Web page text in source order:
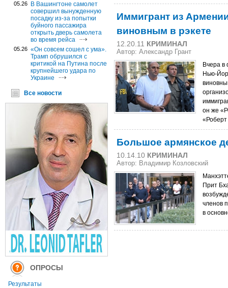
05.26
В Вашингтоне самолет
совершил вынужденную
посадку из-за попытки
буйного пассажира
открыть дверь самолета
во время рейса
05.26 «Он совсем сошел с ума».
Трамп обрушился с
критикой на Путина после
крупнейшего удара по
Украине
Все новости
ОПРОСЫ
Результаты
Иммигрант из
виновным в рэкете
12.20.11 КРИМИНАЛ
Автор: Александр Грант
Вчера в
Нью-
он же
Большое армянское
10.14.10 КРИМИНАЛ
Автор: Владимир Козловский
Прит
членов
в